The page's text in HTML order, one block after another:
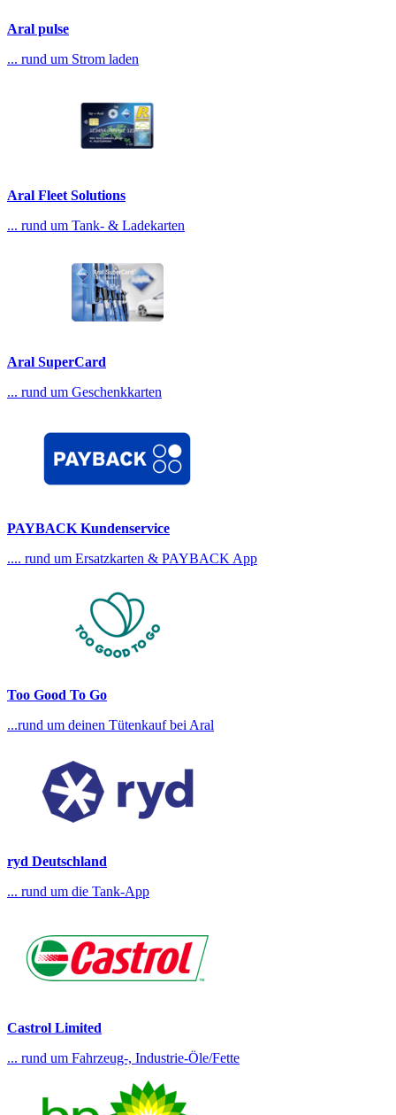
Aral pulse
... rund um Strom laden
Aral Fleet Solutions
... rund um Tank- & Ladekarten
Aral SuperCard
... rund um Geschenkkarten
PAYBACK Kundenservice
.... rund um Ersatzkarten & PAYBACK App
Too Good To Go
...rund um deinen Tütenkauf bei Aral
ryd Deutschland
... rund um die Tank-App
Castrol Limited
... rund um Fahrzeug-, Industrie-Öle/Fette